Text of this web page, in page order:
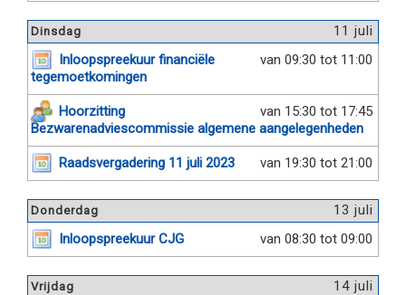
11 juli
Dinsdag
van 09:30 tot 11:00
Inloopspreekuur financiële
tegemoetkomingen
van 15:30 tot 17:45
Hoorzitting
Bezwarenadviescommissie algemene aangelegenheden
van 19:30 tot 21:00
Raadsvergadering 11 juli 2023
13 juli
Donderdag
van 08:30 tot 09:00
Inloopspreekuur CJG
14 juli
Vrijdag